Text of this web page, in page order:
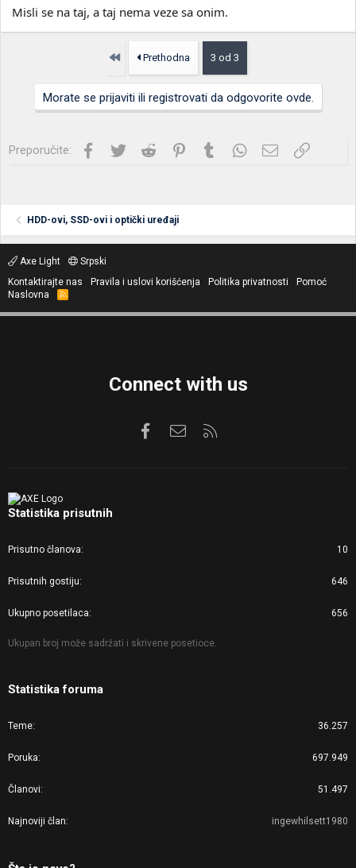
Misli se na taj, a taj nema veze sa onim.
Prvo Prethodna 3 od 3
Morate se prijaviti ili registrovati da odgovorite ovde.
Preporučite: Facebook
Twitter Reddit PinterestTumblrWhatsApp
Imejl Link
HDD-ovi, SSD-ovi i optički uređaji
Axe Light
Srpski
Kontaktirajte nas
Pravila i uslovi korišćenja Politika privatnosti
Pomoć
Naslovna
R
S
Connect with us
FacebookKontaktirajte nas
Statistika prisutnih
Prisutno članova 10
Prisutnih gostiju 646
Ukupno posetilaca 656
Ukupan broj može sadržati i skrivene posetioce.
Statistika foruma
Teme 36.257
Poruka 697.949
Članovi 51.497
Najnoviji član ingewhilsett1980